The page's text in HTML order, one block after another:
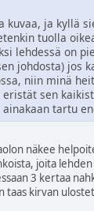
kuvaa, ja kyllä
tuolla
lehdessä on
johdosta) jos
niin minä
sen
tartu
näkee
joita
3 kertaa
taas kirvan